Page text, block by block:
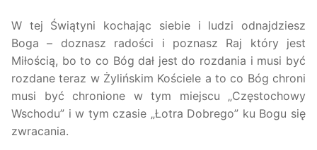
W tej Świątyni kochając siebie i ludzi odnajdziesz
Boga – doznasz radości i poznasz Raj który jest
Miłością, bo to co Bóg dał jest do rozdania i musi być
rozdane teraz w Żylińskim Kościele a to co Bóg chroni
musi być chronione w tym miejscu „Częstochowy
Wschodu” i w tym czasie „Łotra Dobrego” ku Bogu się
zwracania.